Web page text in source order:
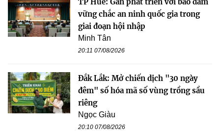
vững chắc an ninh quốc gia trong
giai đoạn hội nhập
Minh Tân
20:11 07/08/2026
Đắk Lắk: Mở chiến dịch "30 ngày
đêm" số hóa mã số vùng trồng sầu
riêng
Ngọc Giàu
20:10 07/08/2026